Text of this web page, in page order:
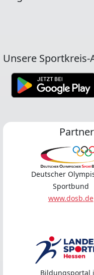
Unsere
Deutscher
Sportbund
www.dosb.de
Bildungsportal